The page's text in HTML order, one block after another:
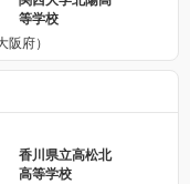
等学校
府）
香川県立高松北
高等学校